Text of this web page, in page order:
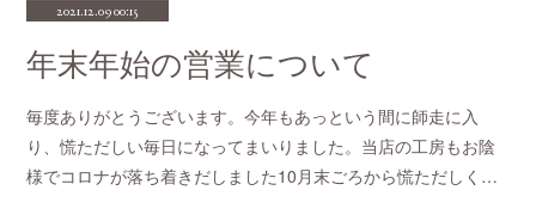
2021.12.09 00:15
年末年始の営業について
毎度ありがとうございます。今年もあっという間に師走に入
り、慌ただしい毎日になってまいりました。当店の工房もお陰
様でコロナが落ち着きだしました10月末ごろから慌ただしく…